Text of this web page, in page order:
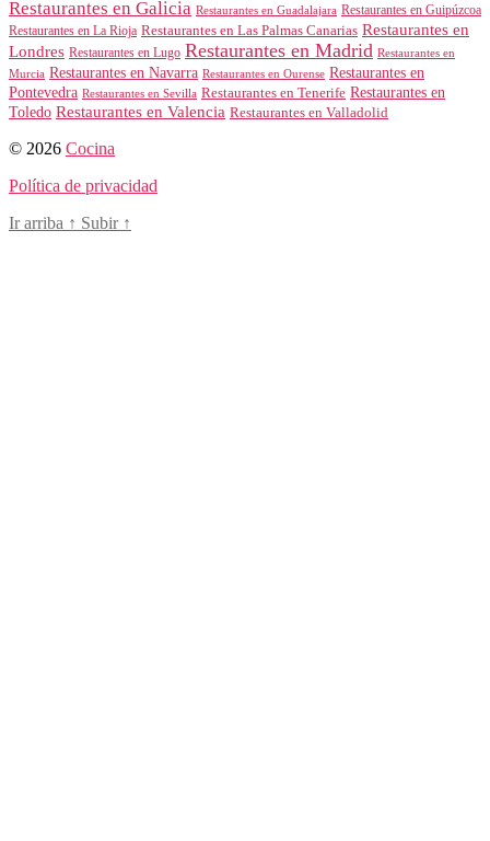
Restaurantes en Galicia Restaurantes en Guadalajara Restaurantes en Guipúzcoa
Restaurantes en La Rioja Restaurantes en Las Palmas Canarias Restaurantes en
Londres Restaurantes en Lugo Restaurantes en Madrid Restaurantes en
Murcia Restaurantes en Navarra Restaurantes en Ourense Restaurantes en
Pontevedra Restaurantes en Sevilla Restaurantes en Tenerife Restaurantes en
Toledo Restaurantes en Valencia Restaurantes en Valladolid
© 2026 Cocina
Política de privacidad
Ir arriba ↑ Subir ↑